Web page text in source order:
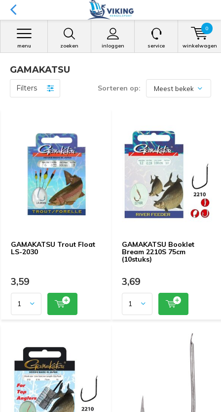
zoeken inloggen
menu service winkelwagen
0
GAMAKATSU
Filters Sorteren op:
GAMAKATSU Trout Float
LS-2030
3,59
GAMAKATSU Booklet
Bream 2210S 75cm
(10stuks)
3,69